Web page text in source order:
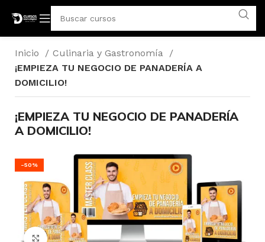
Inicio
Culinaria y Gastronomía
¡EMPIEZA TU NEGOCIO DE PANADERÍA A
DOMICILIO!
¡EMPIEZA TU NEGOCIO DE PANADERÍA
A DOMICILIO!
-50%
Click para agrandar